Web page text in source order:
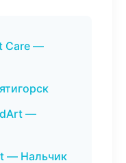
Care —
—
— Нальчик